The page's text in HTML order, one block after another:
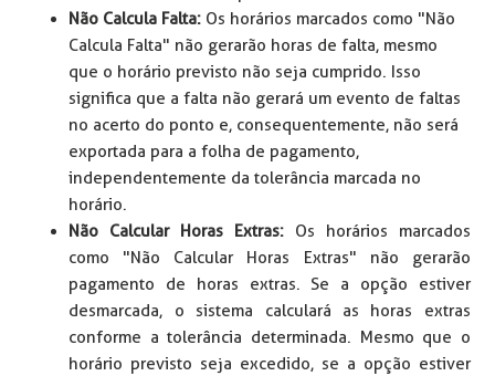
Não Calcula Falta: Os horários marcados como "Não
Calcula Falta" não gerarão horas de falta, mesmo
que o horário previsto não seja cumprido. Isso
significa que a falta não gerará um evento de faltas
no acerto do ponto e, consequentemente, não será
exportada para a folha de pagamento,
independentemente da tolerância marcada no
horário.
Não Calcular Horas Extras: Os horários marcados
como "Não Calcular Horas Extras" não gerarão
pagamento de horas extras. Se a opção estiver
desmarcada, o sistema calculará as horas extras
conforme a tolerância determinada. Mesmo que o
horário previsto seja excedido, se a opção estiver